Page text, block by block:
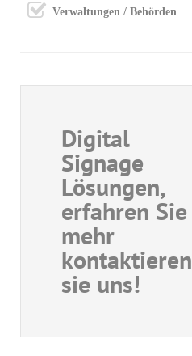
Verwaltungen / Behörden
Digital
Signage
Lösungen,
erfahren Sie
mehr
kontaktieren
sie uns!